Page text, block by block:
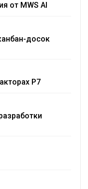
от MWS AI
досок
Р7